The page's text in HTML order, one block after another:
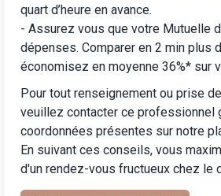
quart d’heure en avance.
-Assurez vous que votre Mutuelle
dépenses. Comparer en 2 min plus
économisez en moyenne 36%* sur
Pour tout renseignement ou prise
veuillez contacter ce professionnel
coordonnées présentes sur notre
En suivant ces conseils, vous
d'un rendez-vous fructueux chez le